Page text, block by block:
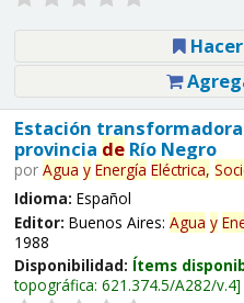
Estación
provincia deRío Negro
por Agua y Energía Eléctrica,
Idioma: Español
Editor: Buenos Aires: Agua y
1988
Disponibilidad: Ítems
topográfica: 621.374.5/A282/v.4